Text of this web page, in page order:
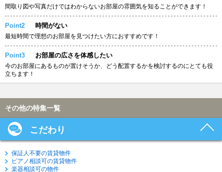
間取り図や写真だけではわからないお部屋の雰囲気を知ることができます！
Point2 時間がない
最短時間で理想のお部屋を見つけたい方におすすめです！
Point3 お部屋の広さを体感したい
今のお部屋にあるものが置けそうか、どう配置するかを検討するのにとても役
立ちます！
その他の特集一覧
こだわり
保証人不要の賃貸物件
ピアノ相談可の賃貸物件
楽器相談可の物件